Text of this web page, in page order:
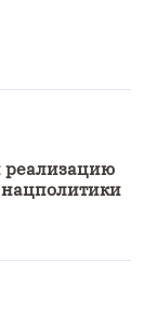
реализацию
нацполитики